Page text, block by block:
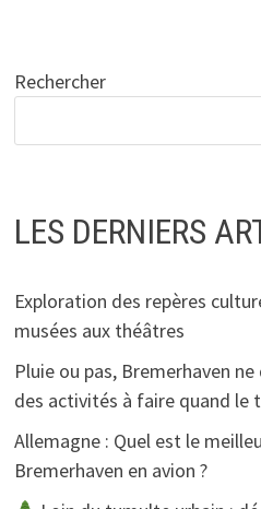
Rechercher
LES DERNIERS
Exploration des repères
musées aux théâtres
Pluie ou pas, Bremerhaven
des activités à faire quand le
Allemagne : Quel est le
Bremerhaven en avion ?